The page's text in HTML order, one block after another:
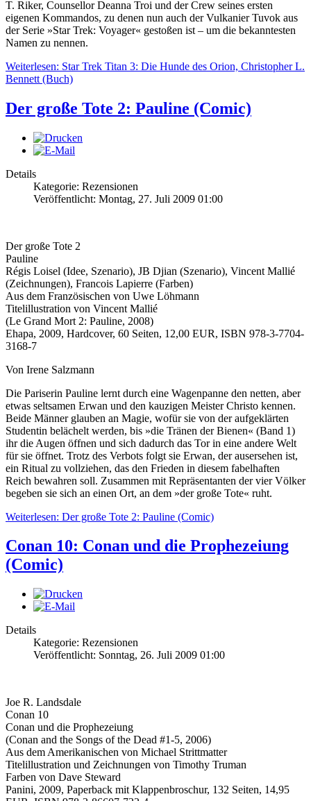
T. Riker, Counsellor Deanna Troi und der Crew seines ersten
eigenen Kommandos, zu denen nun auch der Vulkanier Tuvok aus
der Serie »Star Trek: Voyager« gestoßen ist – um die bekanntesten
Namen zu nennen.
Weiterlesen: Star Trek Titan 3: Die Hunde des Orion, Christopher L.
Bennett (Buch)
Der große Tote 2: Pauline (Comic)
Details
Kategorie: Rezensionen
Veröffentlicht: Montag, 27. Juli 2009 01:00
Der große Tote 2
Pauline
Régis Loisel (Idee, Szenario), JB Djian (Szenario), Vincent Mallié
(Zeichnungen), Francois Lapierre (Farben)
Aus dem Französischen von Uwe Löhmann
Titelillustration von Vincent Mallié
(Le Grand Mort 2: Pauline, 2008)
Ehapa, 2009, Hardcover, 60 Seiten, 12,00 EUR, ISBN 978-3-7704-
3168-7
Von Irene Salzmann
Die Pariserin Pauline lernt durch eine Wagenpanne den netten, aber
etwas seltsamen Erwan und den kauzigen Meister Christo kennen.
Beide Männer glauben an Magie, wofür sie von der aufgeklärten
Studentin belächelt werden, bis »die Tränen der Bienen« (Band 1)
ihr die Augen öffnen und sich dadurch das Tor in eine andere Welt
für sie öffnet. Trotz des Verbots folgt sie Erwan, der ausersehen ist,
ein Ritual zu vollziehen, das den Frieden in diesem fabelhaften
Reich bewahren soll. Zusammen mit Repräsentanten der vier Völker
begeben sie sich an einen Ort, an dem »der große Tote« ruht.
Weiterlesen: Der große Tote 2: Pauline (Comic)
Conan 10: Conan und die Prophezeiung
(Comic)
Details
Kategorie: Rezensionen
Veröffentlicht: Sonntag, 26. Juli 2009 01:00
Joe R. Landsdale
Conan 10
Conan und die Prophezeiung
(Conan and the Songs of the Dead #1-5, 2006)
Aus dem Amerikanischen von Michael Strittmatter
Titelillustration und Zeichnungen von Timothy Truman
Farben von Dave Steward
Panini, 2009, Paperback mit Klappenbroschur, 132 Seiten, 14,95